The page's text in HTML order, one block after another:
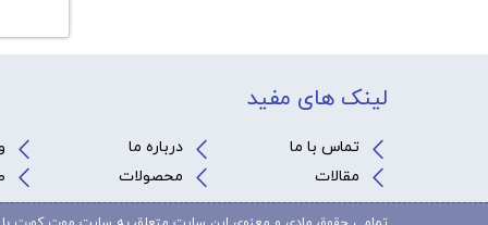
لینک های مفید
تماس با ما درباره ما
مقالات
محصولات